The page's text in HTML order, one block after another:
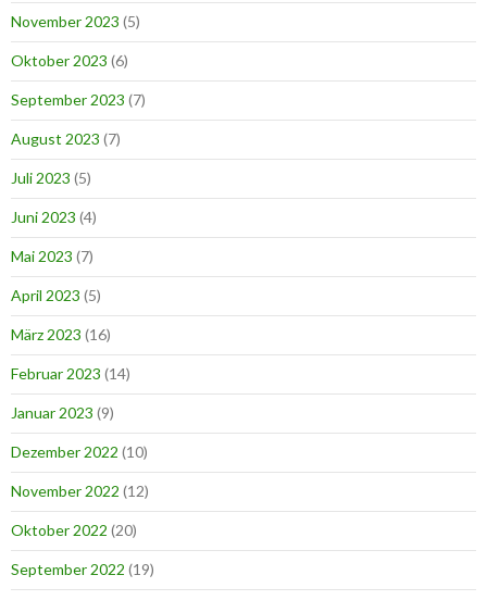
November 2023 (5)
Oktober 2023 (6)
September 2023 (7)
August 2023 (7)
Juli 2023 (5)
Juni 2023 (4)
Mai 2023 (7)
April 2023 (5)
März 2023 (16)
Februar 2023 (14)
Januar 2023 (9)
Dezember 2022 (10)
November 2022 (12)
Oktober 2022 (20)
September 2022 (19)